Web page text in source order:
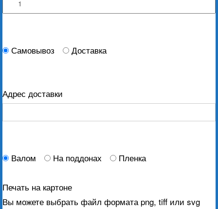
Самовывоз Доставка
Адрес доставки
Валом На поддонах Пленка
Печать на картоне
Вы можете выбрать файл формата png, tiff или svg